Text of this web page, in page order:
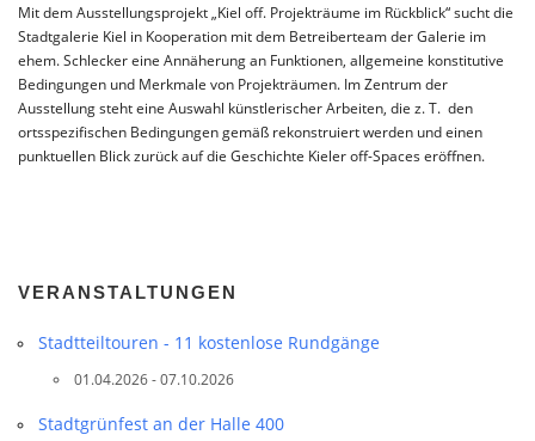
Mit dem Ausstellungsprojekt „Kiel off. Projekträume im Rückblick“ sucht die
Stadtgalerie Kiel in Kooperation mit dem Betreiberteam der Galerie im
ehem. Schlecker eine Annäherung an Funktionen, allgemeine konstitutive
Bedingungen und Merkmale von Projekträumen. Im Zentrum der
Ausstellung steht eine Auswahl künstlerischer Arbeiten, die z. T. den
ortsspezifischen Bedingungen gemäß rekonstruiert werden und einen
punktuellen Blick zurück auf die Geschichte Kieler off-Spaces eröffnen.
VERANSTALTUNGEN
Stadtteil­touren - 11 kostenlose Rundgänge
01.04.2026 - 07.10.2026
Stadtgrünfest an der Halle 400